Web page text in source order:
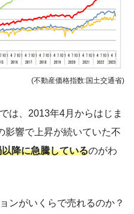
(不動産価格指数:国土交通省)
は、2013年4月からはじま
影響で上昇が続いていた不
降に急騰しているのがわ
ンがいくらで売れるのか？